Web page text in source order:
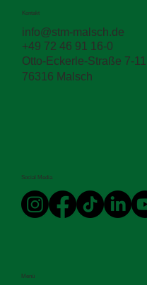
Menü
Kontakt
info@stm-malsch.de
+49 72 46 91 16-0
Otto-Eckerle-Straße 7-11
76316 Malsch
Social Media